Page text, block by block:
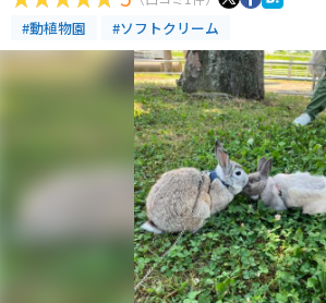
#動植物園 #ソフトクリーム